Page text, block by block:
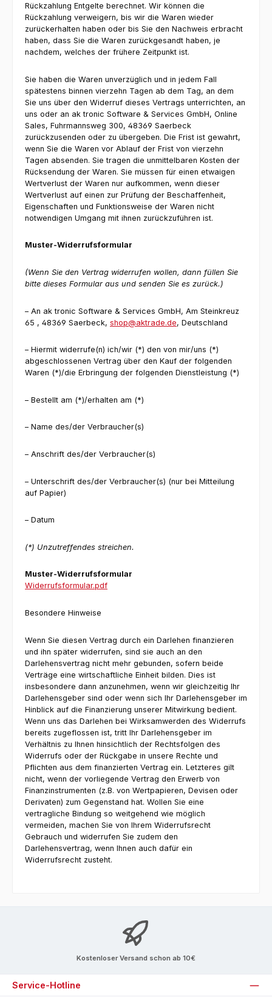
Rückzahlung Entgelte berechnet. Wir können die
Rückzahlung verweigern, bis wir die Waren wieder
zurückerhalten haben oder bis Sie den Nachweis erbracht
haben, dass Sie die Waren zurückgesandt haben, je
nachdem, welches der frühere Zeitpunkt ist.
Sie haben die Waren unverzüglich und in jedem Fall
spätestens binnen vierzehn Tagen ab dem Tag, an dem
Sie uns über den Widerruf dieses Vertrags unterrichten, an
uns oder an ak tronic Software & Services GmbH, Online
Sales, Fuhrmannsweg 300, 48369 Saerbeck
zurückzusenden oder zu übergeben. Die Frist ist gewahrt,
wenn Sie die Waren vor Ablauf der Frist von vierzehn
Tagen absenden. Sie tragen die unmittelbaren Kosten der
Rücksendung der Waren. Sie müssen für einen etwaigen
Wertverlust der Waren nur aufkommen, wenn dieser
Wertverlust auf einen zur Prüfung der Beschaffenheit,
Eigenschaften und Funktionsweise der Waren nicht
notwendigen Umgang mit ihnen zurückzuführen ist.
Muster-Widerrufsformular
(Wenn Sie den Vertrag widerrufen wollen, dann füllen Sie
bitte dieses Formular aus und senden Sie es zurück.)
– An ak tronic Software & Services GmbH, Am Steinkreuz
65 , 48369 Saerbeck, shop@aktrade.de, Deutschland
– Hiermit widerrufe(n) ich/wir (*) den von mir/uns (*)
abgeschlossenen Vertrag über den Kauf der folgenden
Waren (*)/die Erbringung der folgenden Dienstleistung (*)
– Bestellt am (*)/erhalten am (*)
– Name des/der Verbraucher(s)
– Anschrift des/der Verbraucher(s)
– Unterschrift des/der Verbraucher(s) (nur bei Mitteilung
auf Papier)
– Datum
(*) Unzutreffendes streichen.
Muster-Widerrufsformular
Widerrufsformular.pdf
Besondere Hinweise
Wenn Sie diesen Vertrag durch ein Darlehen finanzieren
und ihn später widerrufen, sind sie auch an den
Darlehensvertrag nicht mehr gebunden, sofern beide
Verträge eine wirtschaftliche Einheit bilden. Dies ist
insbesondere dann anzunehmen, wenn wir gleichzeitig Ihr
Darlehensgeber sind oder wenn sich Ihr Darlehensgeber im
Hinblick auf die Finanzierung unserer Mitwirkung bedient.
Wenn uns das Darlehen bei Wirksamwerden des Widerrufs
bereits zugeflossen ist, tritt Ihr Darlehensgeber im
Verhältnis zu Ihnen hinsichtlich der Rechtsfolgen des
Widerrufs oder der Rückgabe in unsere Rechte und
Pflichten aus dem finanzierten Vertrag ein. Letzteres gilt
nicht, wenn der vorliegende Vertrag den Erwerb von
Finanzinstrumenten (z.B. von Wertpapieren, Devisen oder
Derivaten) zum Gegenstand hat. Wollen Sie eine
vertragliche Bindung so weitgehend wie möglich
vermeiden, machen Sie von Ihrem Widerrufsrecht
Gebrauch und widerrufen Sie zudem den
Darlehensvertrag, wenn Ihnen auch dafür ein
Widerrufsrecht zusteht.
Kostenloser Versand schon ab 10€
Service-Hotline